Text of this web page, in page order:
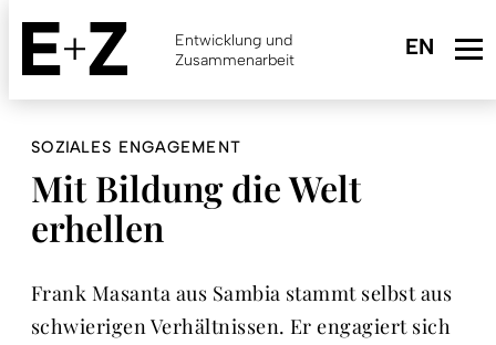
Skip
main
content
Entwicklung und
Zusammenarbeit
SOZIALES ENGAGEMENT
Mit Bildung die Welt
erhellen
Frank Masanta aus Sambia stammt selbst aus
schwierigen Verhältnissen. Er engagiert sich